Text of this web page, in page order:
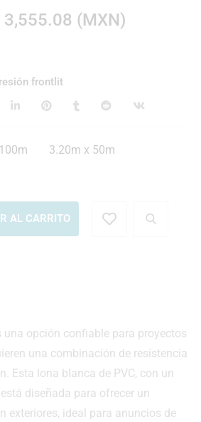
3,555.08 (MXN)
frontlit
3.20m x 50m
AL CARRITO
una opción confiable para proyectos
una combinación de resistencia
Esta lona blanca de PVC, con un
diseñada para ofrecer un
exteriores, ideal para anuncios de